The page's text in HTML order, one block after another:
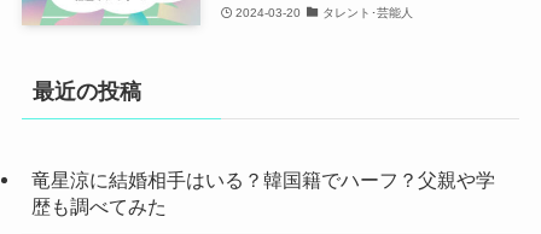
2024-03-20 タレント･芸能人
最近の投稿
竜星涼に結婚相手はいる？韓国籍でハーフ？父親や学
歴も調べてみた